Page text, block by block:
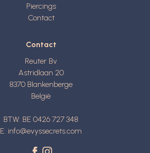
Piercings
Contact
Contact
Reuter Bv
Astridlaan 20
8370 Blankenberge
België
BTW: BE 0426 727 348
E: info@evyssecrets.com